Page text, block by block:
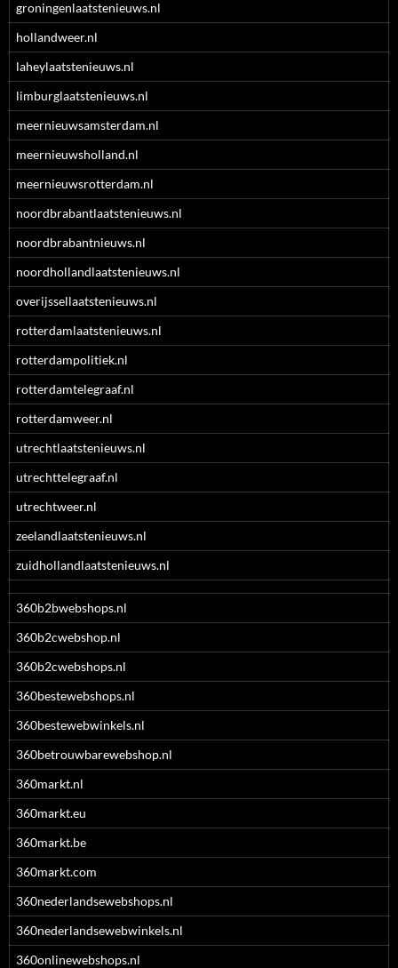
groningenlaatstenieuws.nl
hollandweer.nl
laheylaatstenieuws.nl
limburglaatstenieuws.nl
meernieuwsamsterdam.nl
meernieuwsholland.nl
meernieuwsrotterdam.nl
noordbrabantlaatstenieuws.nl
noordbrabantnieuws.nl
noordhollandlaatstenieuws.nl
overijssellaatstenieuws.nl
rotterdamlaatstenieuws.nl
rotterdampolitiek.nl
rotterdamtelegraaf.nl
rotterdamweer.nl
utrechtlaatstenieuws.nl
utrechttelegraaf.nl
utrechtweer.nl
zeelandlaatstenieuws.nl
zuidhollandlaatstenieuws.nl
360b2bwebshops.nl
360b2cwebshop.nl
360b2cwebshops.nl
360bestewebshops.nl
360bestewebwinkels.nl
360betrouwbarewebshop.nl
360markt.nl
360markt.eu
360markt.be
360markt.com
360nederlandsewebshops.nl
360nederlandsewebwinkels.nl
360onlinewebshops.nl